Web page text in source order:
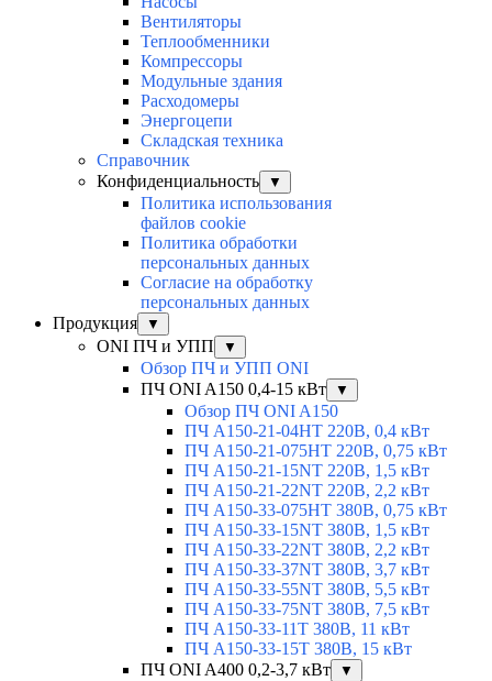
Вентиляторы
Теплообменники
Компрессоры
Модульные здания
Расходомеры
Энергоцепи
Складская техника
Справочник
Конфиденциальность
▼
Политика использования
файлов cookie
Политика обработки
персональных данных
Согласие на обработку
персональных данных
Продукция
▼
ONI ПЧ и УПП ▼
Обзор ПЧ и УПП ONI
ПЧ ONI A150 0,4-15 кВт
▼
Обзор ПЧ ONI A150
ПЧ A150-21-04HT 220В, 0,4 кВт
ПЧ A150-21-075HT 220В, 0,75 кВт
ПЧ A150-21-15NT 220В, 1,5 кВт
ПЧ A150-21-22NT 220В, 2,2 кВт
ПЧ A150-33-075HT 380В, 0,75 кВт
ПЧ A150-33-15NT 380В, 1,5 кВт
ПЧ A150-33-22NT 380В, 2,2 кВт
ПЧ A150-33-37NT 380В, 3,7 кВт
ПЧ A150-33-55NT 380В, 5,5 кВт
ПЧ A150-33-75NT 380В, 7,5 кВт
ПЧ A150-33-11T 380В, 11 кВт
ПЧ A150-33-15T 380В, 15 кВт
ПЧ ONI A400 0,2-3,7 кВт
▼